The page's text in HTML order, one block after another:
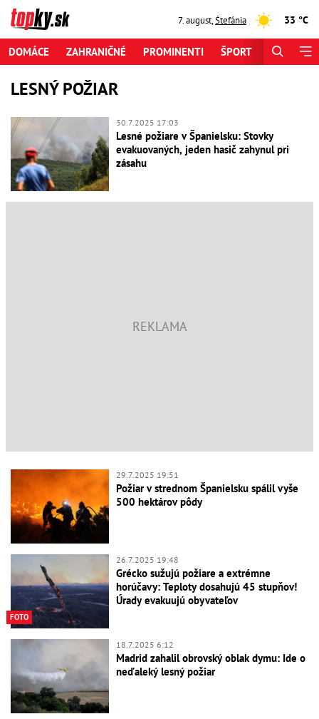
7. august,Štefánia 33 °C
DOMÁCE ZAHRANIČNÉ PROMINENTI ŠPORT
LESNÝ POŽIAR
30.7.2025 17:03
Lesné požiare v Španielsku: Stovky
evakuovaných, jeden hasič zahynul pri
zásahu
29.7.2025 19:51
Požiar v strednom Španielsku spálil vyše
500 hektárov pôdy
FOTO
26.7.2025 19:48
Grécko sužujú požiare a extrémne
horúčavy: Teploty dosahujú 45 stupňov!
Úrady evakuujú obyvateľov
18.7.2025 6:12
Madrid zahalil obrovský oblak dymu: Ide o
neďaleký lesný požiar